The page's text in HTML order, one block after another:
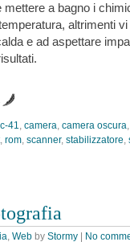
a bagno i
altrimenti
e ad aspettare
c-41, camera, camera oscura
, rom, scanner, stabilizzatore,
, Web by Stormy No